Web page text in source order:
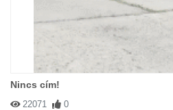
Nincs cím!
22071 0